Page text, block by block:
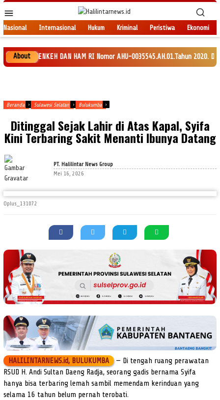
ke
kontenMobile
Nasional Internasional Hukum Kriminal Peristiwa Ekonomi
About
SK MENKEH DAN HAM RI Nomor AHU-0035545.AH.01.Tahun 2020.
Beranda Sulawesi Selatan Bulukumba
Ditinggal Sejak Lahir di Atas Kapal, Syifa
Kini Terbaring Sakit Menanti Ibunya Datang
PT. Halilintar News Group
Mei 16, 2026
Oplus_131072
HALILINTARNEWS.id, BULUKUMBA — Di tengah ruang perawatan
RSUD H. Andi Sultan Daeng Radja, seorang gadis bernama Syifa
hanya bisa terbaring lemah sambil memendam kerinduan yang
selama 16 tahun belum pernah terobati.